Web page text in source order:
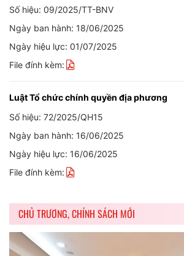
Số hiệu: 09/2025/TT-BNV
Ngày ban hành: 18/06/2025
Ngày hiệu lực: 01/07/2025
File đính kèm:
Luật Tổ chức chính quyền địa phương
Số hiệu: 72/2025/QH15
Ngày ban hành: 16/06/2025
Ngày hiệu lực: 16/06/2025
File đính kèm:
CHỦ TRƯƠNG, CHÍNH SÁCH MỚI